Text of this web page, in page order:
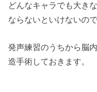
どんなキャラでも大き
ならないといけないので
発声練習のうちから脳
造手術しておきます。